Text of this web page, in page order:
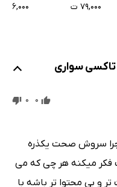
۷۹,۰۰۰ ت
۲۲۶,۰۰۰ ت
تاکسی سواری
0
0
چرا سروش صحت یکذره
فکر میکنه هر چی که می
و بی محتوا تر باشه با